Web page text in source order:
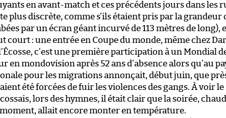
en avant-match et ces précédents jours dans les
plus discrète, comme s’ils étaient pris par la grandeur
par un écran géant incurvé de 113 mètres de long),
court : une entrée en Coupe du monde, même chez
c’est une première participation à un Mondial
en mondovision après 52 ans d’absence alors qu’au
pour les migrations annonçait, début juin, que
été forcées de fuir les violences des gangs. À voir
lors des hymnes, il était clair que la soirée,
allait encore monter en température.